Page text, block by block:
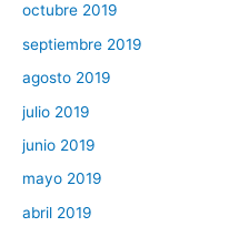
octubre 2019
septiembre 2019
agosto 2019
julio 2019
junio 2019
mayo 2019
abril 2019